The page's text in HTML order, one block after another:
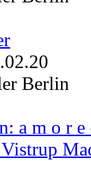
Berlin
a m o r